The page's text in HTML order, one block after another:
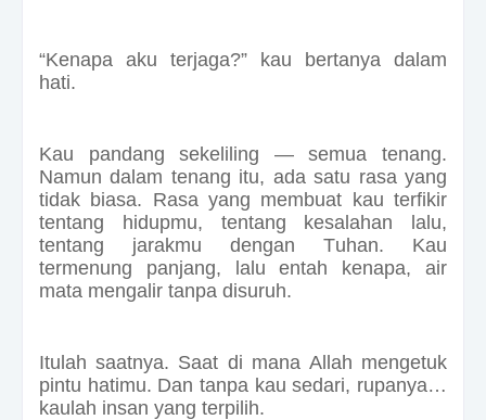
“Kenapa aku terjaga?” kau bertanya dalam
hati.
Kau pandang sekeliling — semua tenang.
Namun dalam tenang itu, ada satu rasa yang
tidak biasa. Rasa yang membuat kau terfikir
tentang hidupmu, tentang kesalahan lalu,
tentang jarakmu dengan Tuhan. Kau
termenung panjang, lalu entah kenapa, air
mata mengalir tanpa disuruh.
Itulah saatnya. Saat di mana Allah mengetuk
pintu hatimu. Dan tanpa kau sedari, rupanya…
kaulah insan yang terpilih.